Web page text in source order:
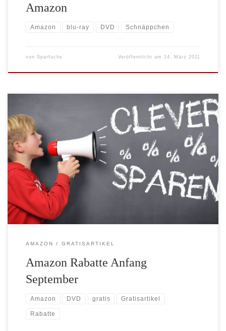
Amazon
Amazon blu-ray DVD Schnäppchen
von Sparfuchs Veröffentlicht am 14. März 2011
Bei Amazon gibt es wieder neue Rabatte auf bestimmte Artikel. Zu
allererst gibt es wieder einen gratis MP3-Download. Für kurze
Zeit könnt Ihr von „A Fine Frenzy“ den Song „Silent War“
kostenlos herunterladen. Einen weiteren Gratisartikel gibt es von
L’Oréal. Beim Kauf eines Produkts aus dem gesamten L’Oréal
Sortiment könnt […]
AMAZON GRATISARTIKEL
Amazon Rabatte Anfang
September
Amazon DVD gratis Gratisartikel
Rabatte